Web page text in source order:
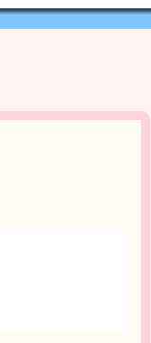
ユーザ